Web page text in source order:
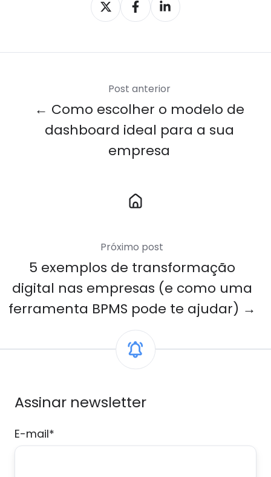
X
Facebook
LinkedIn
Post anterior
← Como escolher o modelo de
dashboard ideal para a sua
empresa
Link
Home
Próximo post
5 exemplos de transformação
digital nas empresas (e como uma
ferramenta BPMS pode te ajudar) →
Assinar newsletter
E-mail*